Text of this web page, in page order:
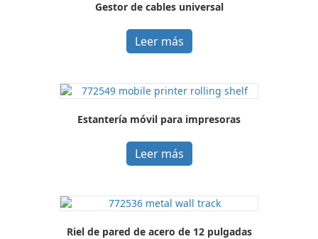
Gestor de cables universal
Leer más
Estantería móvil para impresoras
Leer más
Riel de pared de acero de 12 pulgadas